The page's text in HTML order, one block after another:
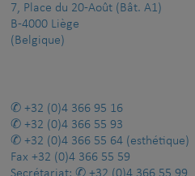
7, Place du 20-Août (Bât. A1)
B-4000 Liège
(Belgique)
+32 (0)4 366 95 16
+32 (0)4 366 55 93
+32 (0)4 366 55 64 (esthétique)
Fax +32 (0)4 366 55 59